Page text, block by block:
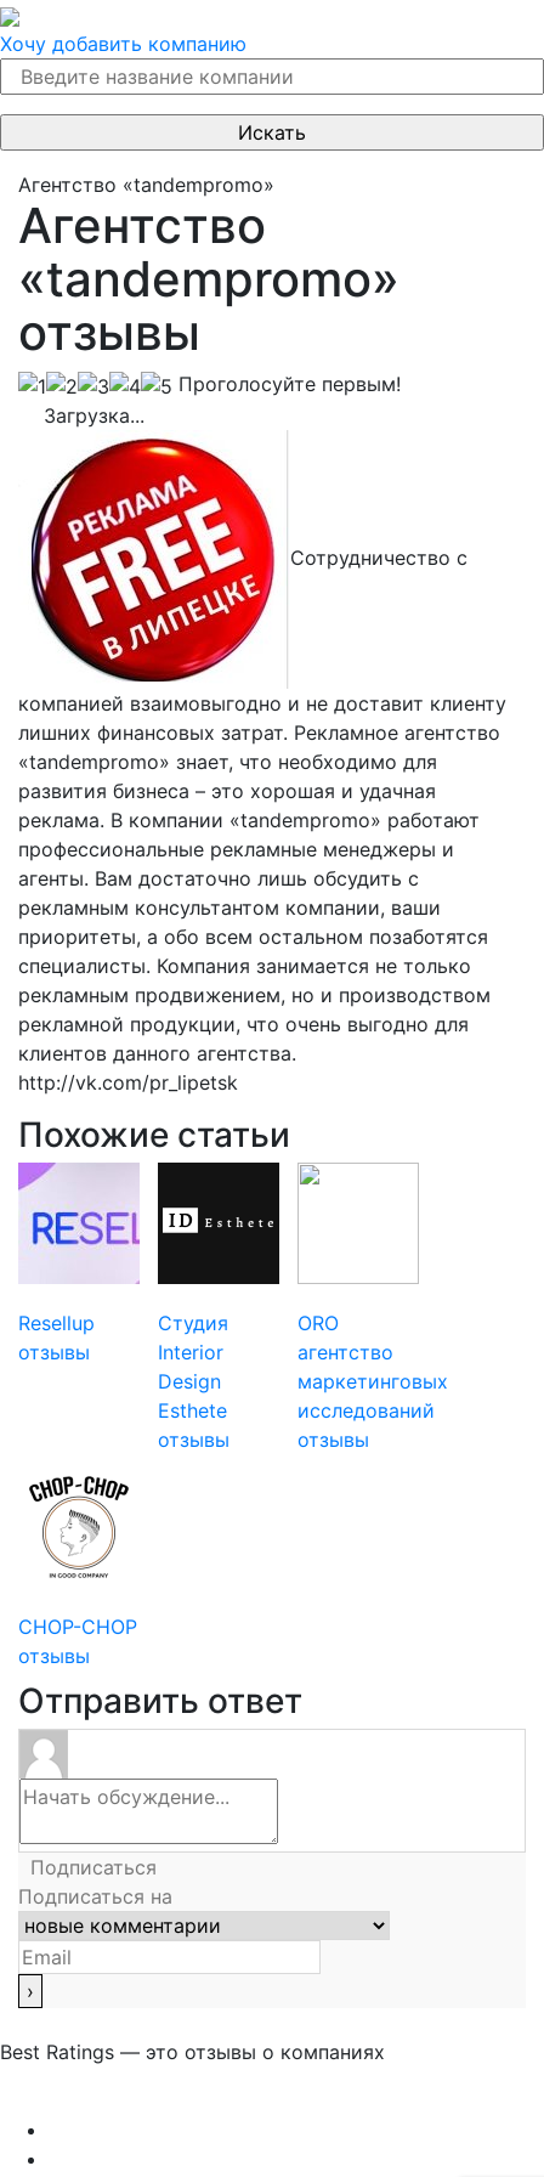
Хочу добавить компанию
Агентство «tandempromo»
Агентство
«tandempromo»
отзывы
Проголосуйте первым!
Загрузка...
Сотрудничество с
компанией взаимовыгодно и не доставит клиенту
лишних финансовых затрат. Рекламное агентство
«tandempromo» знает, что необходимо для
развития бизнеса – это хорошая и удачная
реклама. В компании «tandempromo» работают
профессиональные рекламные менеджеры и
агенты. Вам достаточно лишь обсудить с
рекламным консультантом компании, ваши
приоритеты, а обо всем остальном позаботятся
специалисты. Компания занимается не только
рекламным продвижением, но и производством
рекламной продукции, что очень выгодно для
клиентов данного агентства.
http://vk.com/pr_lipetsk
Похожие статьи
Resellup
отзывы
Студия
Interior
Design
Esthete
отзывы
ORO
агентство
маркетинговых
исследований
отзывы
CHOP-CHOP
отзывы
Отправить ответ
Подписаться
Подписаться на
Best Ratings — это отзывы о компаниях